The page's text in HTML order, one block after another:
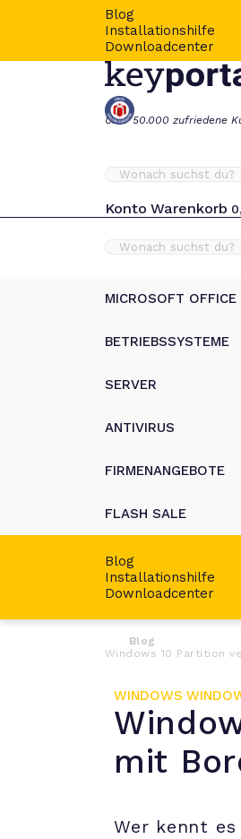
Blog
Installationshilfe
Downloadcenter
Über 50.000 zufriedene
Konto Warenkorb
MICROSOFT OFFICE
BETRIEBSSYSTEME
SERVER
ANTIVIRUS
FIRMENANGEBOTE
FLASH SALE
Blog
Installationshilfe
Downloadcenter
Blog
Windows 10 Partition
WINDOWS
mit
Wer kennt